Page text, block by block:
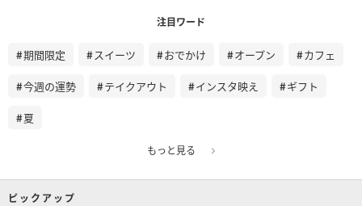
注目ワード
期間限定 スイーツ おでかけ オープン カフェ
今週の運勢 テイクアウト インスタ映え ギフト
夏
もっと見る
ピックアップ